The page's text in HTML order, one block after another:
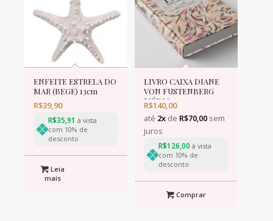
ENFEITE ESTRELA DO
MAR (BEGE) 13cm
R$39,90
R$35,91 à vista
com 10% de
desconto
Leia
mais
LIVRO CAIXA DIANE
VON FUSTENBERG
MÉDIO 24,5 x 17 cm
R$140,00
até 2xde R$70,00sem
juros
R$126,00 à vista
com 10% de
desconto
Comprar